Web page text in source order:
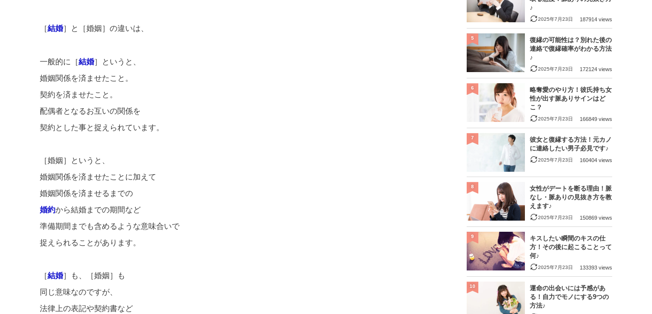
［結婚］と［婚姻］の違いは、
一般的に［結婚］というと、
婚姻関係を済ませたこと。
契約を済ませたこと。
配偶者となるお互いの関係を
契約とした事と捉えられています。
［婚姻］というと、
婚姻関係を済ませたことに加えて
婚姻関係を済ませるまでの
婚約から結婚までの期間など
準備期間までも含めるような意味合いで
捉えられることがあります。
［結婚］も、［婚姻］も
同じ意味なのですが、
法律上の表記や契約書など
♪
2025年7月23日 187914 views
復縁の可能性は？別れた後の
連絡で復縁確率がわかる方法
♪
2025年7月23日 172124 views
5
略奪愛のやり方！彼氏持ち女
性が出す脈ありサインはど
こ？
2025年7月23日 166849 views
6
彼女と復縁する方法！元カノ
に連絡したい男子必見です♪
2025年7月23日 160404 views
7
女性がデートを断る理由！脈
なし・脈ありの見抜き方を教
えます♪
2025年7月23日 150869 views
8
キスしたい瞬間のキスの仕
方！その後に起こることって
何♪
2025年7月23日 133393 views
9
運命の出会いには予感があ
る！自力でモノにする9つの
方法♪
10